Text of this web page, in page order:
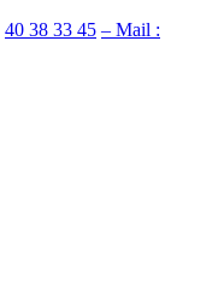
40 38 33 45 – Mail :